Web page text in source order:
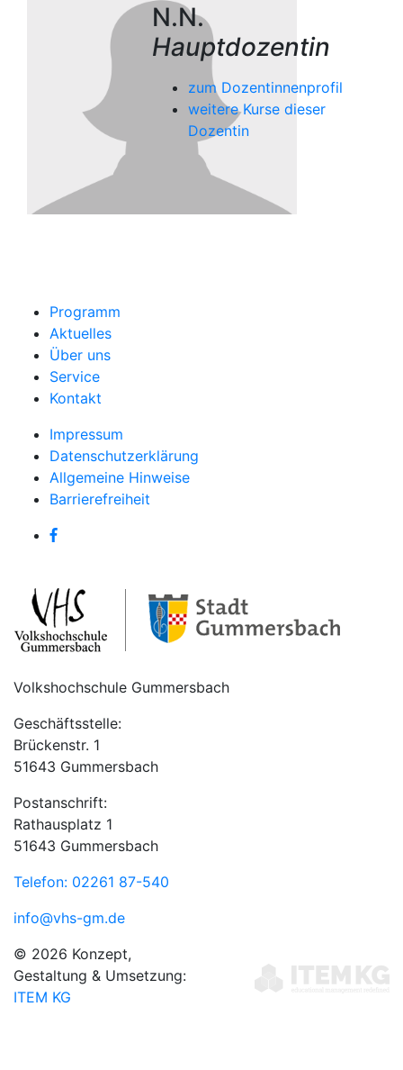
N.N.
Hauptdozentin
zum Dozentinnenprofil
weitere Kurse dieser
Dozentin
Programm
Aktuelles
Über uns
Service
Kontakt
Impressum
Datenschutzerklärung
Allgemeine Hinweise
Barrierefreiheit
Volkshochschule Gummersbach
Geschäftsstelle:
Brückenstr. 1
51643 Gummersbach
Postanschrift:
Rathausplatz 1
51643 Gummersbach
Telefon: 02261 87-540
info@vhs-gm.de
© 2026 Konzept,
Gestaltung & Umsetzung:
ITEM KG